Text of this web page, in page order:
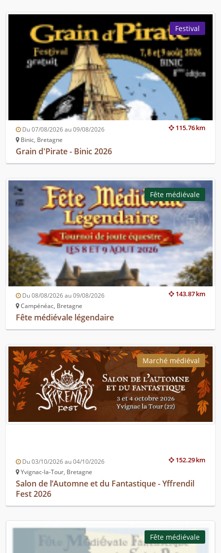
Festival
115.76 km
Du 07/08/2026 au 09/08/2026
Binic, Bretagne
Grain d'Pirate - Binic 2026
Fête médiévale
143.87 km
Du 08/08/2026 au 09/08/2026
Campénéac, Bretagne
Fête médiévale légendaire
Marché médiéval
152.29 km
Du 03/10/2026 au 04/10/2026
Yvignac-la-Tour, Bretagne
Salon de l’Automne et du Fantastique - Yffrendil
Fest 2026
Fête médiévale